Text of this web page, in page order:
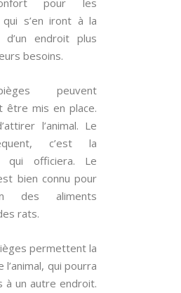
pour les
qui s’en iront à la
d’un endroit plus
besoins.
peuvent
être mis en place.
l’animal. Le
c’est la
qui officiera. Le
bien connu pour
des aliments
rats.
permettent la
l’animal, qui pourra
à un autre endroit.